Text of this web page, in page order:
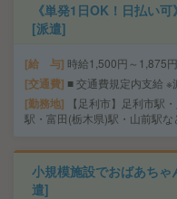
《単発1日OK！日払い
[派遣]
給 与 時給1,500円～1,875円
交通費 ■ 交通費規定内支給 ※
勤務地
【足利市】足利市駅
駅・富田(栃木県)駅・山前駅な
小規模施設でおばあち
遣]